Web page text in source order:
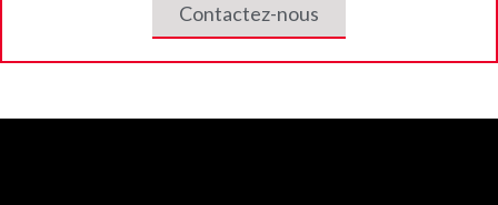
Contactez-nous